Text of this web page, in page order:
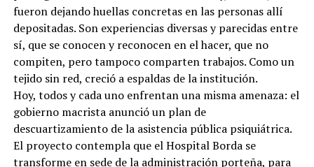
fueron dejando huellas concretas en las personas allí
depositadas. Son experiencias diversas y parecidas entre
sí, que se conocen y reconocen en el hacer, que no
compiten, pero tampoco comparten trabajos. Como un
tejido sin red, creció a espaldas de la institución.
Hoy, todos y cada uno enfrentan una misma amenaza: el
gobierno macrista anunció un plan de
descuartizamiento de la asistencia pública psiquiátrica.
El proyecto contempla que el Hospital Borda se
transforme en sede de la administración porteña, para